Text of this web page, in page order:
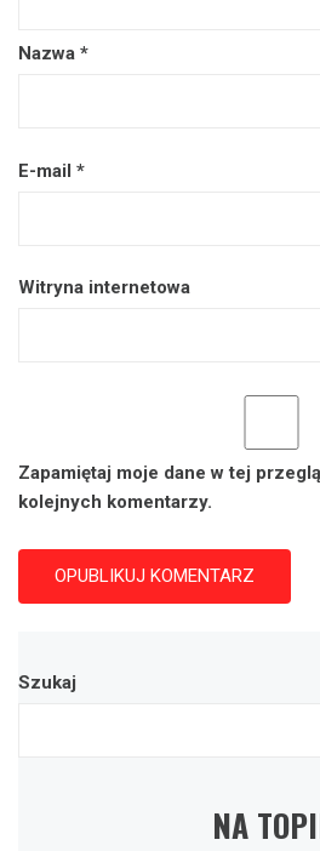
Nazwa *
E-mail *
Witryna internetowa
Zapamiętaj moje dane w tej
kolejnych komentarzy.
Szukaj
NA